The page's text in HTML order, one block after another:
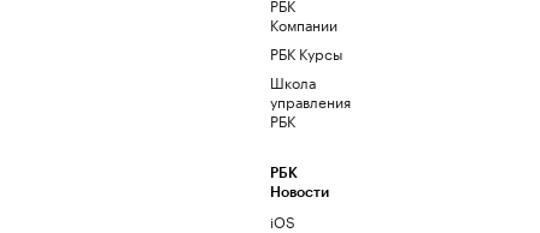
Компании
РБК Курсы
Школа
управления
РБК
РБК
Новости
iOS